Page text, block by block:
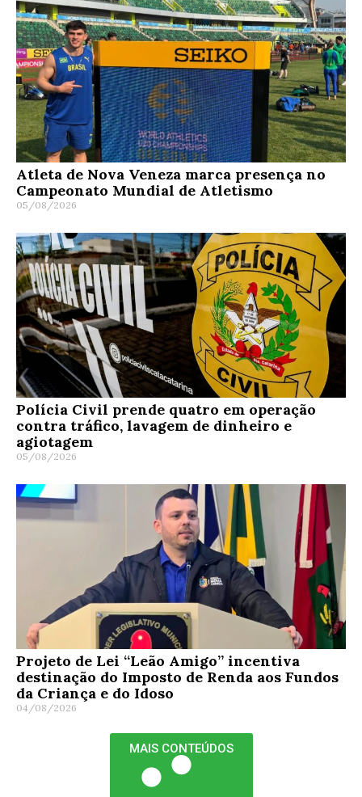
Atleta de Nova Veneza marca presença no
Campeonato Mundial de Atletismo
05/08/2026
Polícia Civil prende quatro em operação
contra tráfico, lavagem de dinheiro e
agiotagem
05/08/2026
Projeto de Lei “Leão Amigo” incentiva
destinação do Imposto de Renda aos Fundos
da Criança e do Idoso
04/08/2026
MAIS CONTEÚDOS